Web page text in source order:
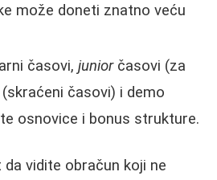
može doneti znatno veću
časovi, juniorčasovi (za
časovi) i demo
osnovice i bonus strukture.
vidite obračun koji ne